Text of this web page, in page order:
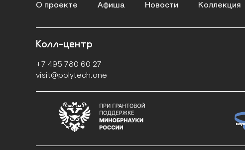
О проекте Афиша Новости Коллекция
Контакты
Колл-центр
+7 495 780 60 27
visit@polytech.one